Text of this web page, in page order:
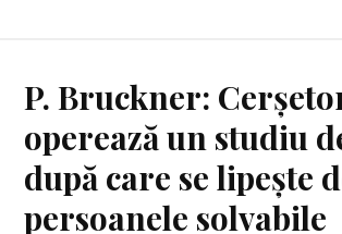
P. Bruckner:
operează un studiu
după care se lipește
persoanele solvabile